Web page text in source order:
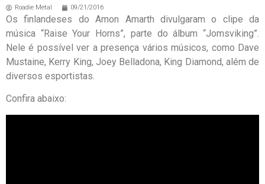
Roadie Metal 09/21/2016
Os finlandeses do Amon Amarth divulgaram o clipe da
música “Raise Your Horns”, parte do álbum “Jomsviking”.
Nele é possível ver a presença vários músicos, como Dave
Mustaine, Kerry King, Joey Belladona, King Diamond, além de
diversos esportistas.
Confira abaixo: